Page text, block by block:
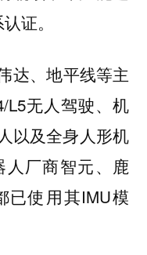
证。
达、地平线等主
L5无人驾驶、机
以及全身人形机
人厂商智元、鹿
已使用其IMU模